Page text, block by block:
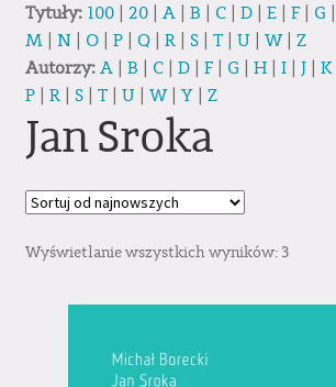
Moje konto
Tytuły: 100| 20| A| B C| D| E| F| G
M| N| O| P| Q| R| S| T| U W| Z
Autorzy: A| B C| D| F| G H| I| J| K|
P| R| S| T| U W| Y| Z
Jan Sroka
Wyświetlanie wszystkich wyników: 3